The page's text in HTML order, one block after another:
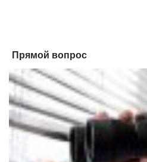
Прямой вопрос